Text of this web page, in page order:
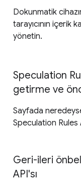
Dokunmatik
tarayıcının içerik
yönetin.
Speculation
getirme ve
Sayfada
Speculation Rules
Geri-ileri
API'sı